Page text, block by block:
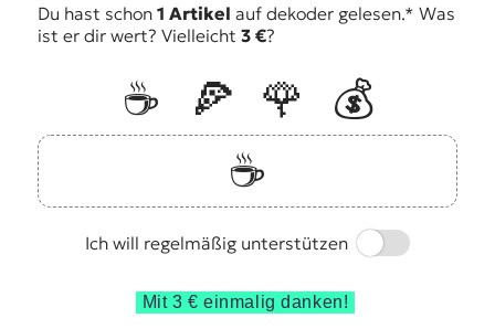
Du hast schon 1 Artikel auf dekoder gelesen.* Was
ist er dir wert? Vielleicht 3 €?
☕️ 🍕 🌹
💰
☕️
Ich will regelmäßig unterstützen
Switch
Mit 3 € einmalig danken!